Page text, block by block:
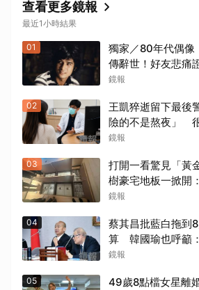
查看更多鏡報
最近1小時結果
01
獨家／80年代偶像
傳辭世！好友悲痛
鏡報
02
王凱猝逝留下最後
險的不是熬夜」
自知
鏡報
03
打開一看驚見「黃
樹豪宅地板一掀
232kg金山震撼影像
鏡報
04
蔡其昌批藍白拖到
算 韓國瑜也呼籲
「再思考一下」
鏡報
05
49歲8點檔女星離